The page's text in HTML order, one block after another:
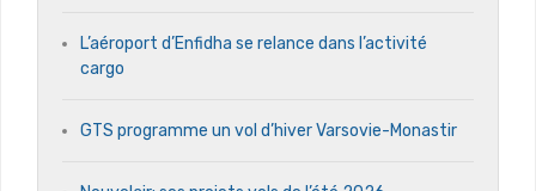
L’aéroport d’Enfidha se relance dans l’activité
cargo
GTS programme un vol d’hiver Varsovie-Monastir